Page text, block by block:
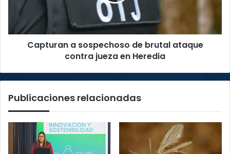
contra
en
HerediaCapturan a sospechoso de brutal ataque
contra jueza en Heredia
Publicaciones relacionadas